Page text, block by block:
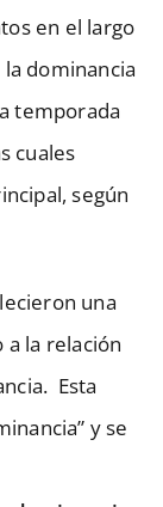
en el largo
dominancia
temporada
cuales
según
una
a la relación
Esta
y se